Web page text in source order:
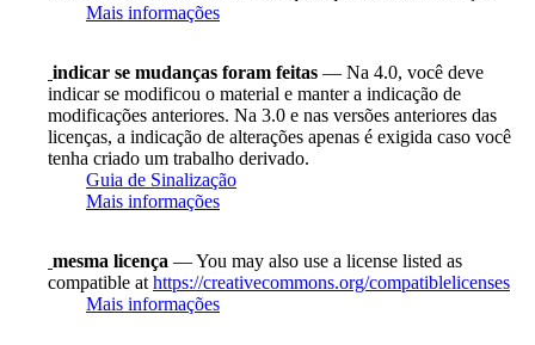
Mais informações
indicar se mudanças foram feitas — Na 4.0, você deve
indicar se modificou o material e manter a indicação de
modificações anteriores. Na 3.0 e nas versões anteriores das
licenças, a indicação de alterações apenas é exigida caso você
tenha criado um trabalho derivado.
Guia de Sinalização
Mais informações
mesma licença — You may also use a license listed as
compatible at https://creativecommons.org/compatiblelicenses
Mais informações